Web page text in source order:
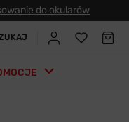
do okularów